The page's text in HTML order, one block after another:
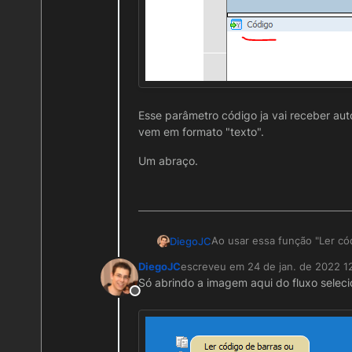
Esse parâmetro código ja vai receber
vem em formato "texto".
Um abraço.
DiegoJCAo usar essa função "Ler
que ela for executada.
Exemplo: (chamando a
letras ja vem em formato
Offline
DiegoJCescreveu em 24 de jan. de 2022
última edição por
Só abrindo a imagem aqui do fluxo